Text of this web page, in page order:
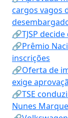
cargos vagos
🔗TJSP
🔗Prêmio
inscrições
🔗Oferta de
exige
🔗TSE
Nunes